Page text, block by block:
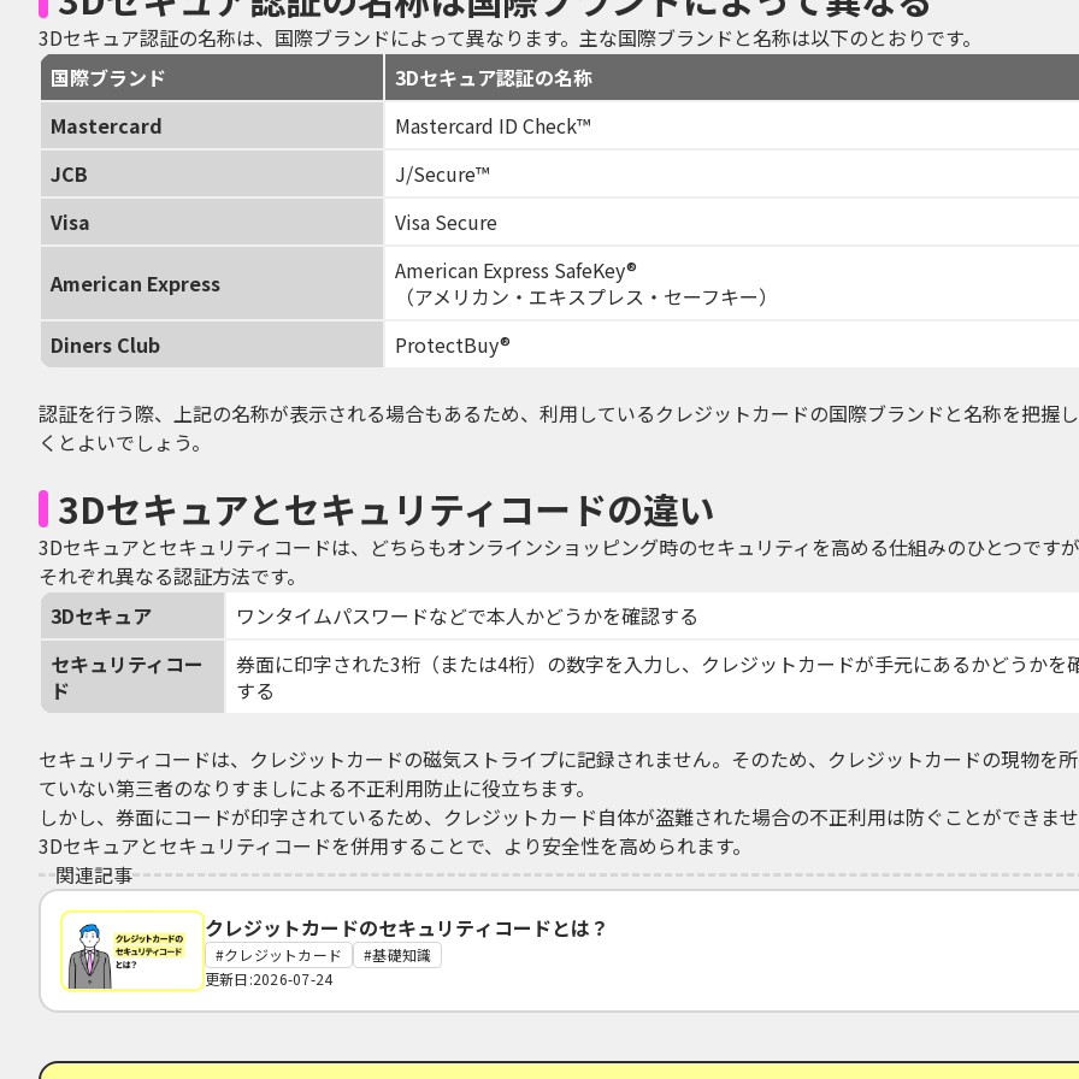
3Dセキュア認証の名称は、国際ブランドによって異なります。主な国際ブランドと名称は以下のとおりです。
国際ブランド
3Dセキュア認証の名称
Mastercard
Mastercard ID Check™
JCB
J/Secure™
Visa
Visa Secure
American Express
American Express SafeKey®
（アメリカン・エキスプレス・セーフキー）
Diners Club
ProtectBuy®
認証を行う際、上記の名称が表示される場合もあるため、利用しているクレジットカードの国際ブランドと名称を把握
くとよいでしょう。
3Dセキュアとセキュリティコードの違い
3Dセキュアとセキュリティコードは、どちらもオンラインショッピング時のセキュリティを高める仕組みのひとつです
それぞれ異なる認証方法です。
3Dセキュア
ワンタイムパスワードなどで本人かどうかを確認する
セキュリティコー
ド
券面に印字された3桁（または4桁）の数字を入力し、クレジットカードが手元にあるかどうかを
する
セキュリティコードは、クレジットカードの磁気ストライプに記録されません。そのため、クレジットカードの現物を
ていない第三者のなりすましによる不正利用防止に役立ちます。
しかし、券面にコードが印字されているため、クレジットカード自体が盗難された場合の不正利用は防ぐことができま
3Dセキュアとセキュリティコードを併用することで、より安全性を高められます。
関連記事
クレジットカードのセキュリティコードとは？
クレジットカード
基礎知識
更新日:2026-07-24